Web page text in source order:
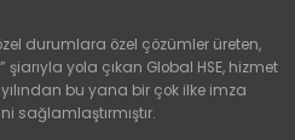
durumlara özel çözümler üreten,
şiarıyla yola çıkan Global HSE, hizmet
bu yana bir çok ilke imza
sağlamlaştırmıştır.